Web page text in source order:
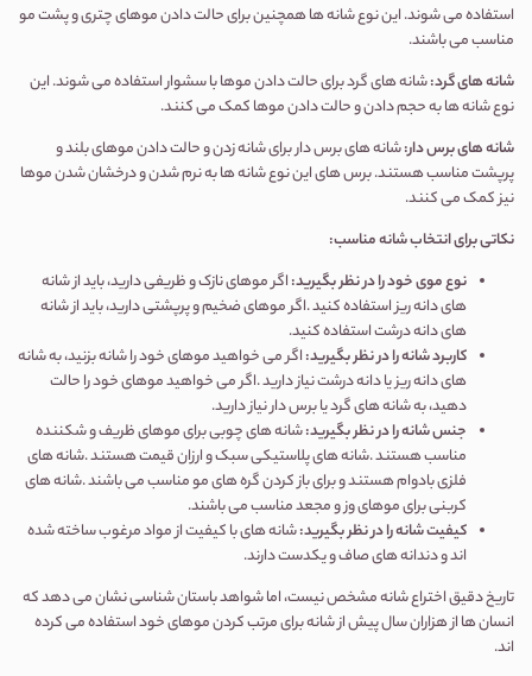
استفاده می شوند. این نوع شانه ها همچنین برای حالت دادن موهای چتری و پشت مو
مناسب می باشند.
شانه های گرد:شانه های گرد برای حالت دادن موها با سشوار استفاده می شوند. این
نوع شانه ها به حجم دادن و حالت دادن موها کمک می کنند.
شانه های برس دار:شانه های برس دار برای شانه زدن و حالت دادن موهای بلند و
پرپشت مناسب هستند. برس های این نوع شانه ها به نرم شدن و درخشان شدن موها
نیز کمک می کنند.
نکاتی برای انتخاب شانه مناسب:
نوع موی خود را در نظر بگیرید:اگر موهای نازک و ظریفی دارید، باید از شانه
های دانه ریز استفاده کنید.اگر موهای ضخیم و پرپشتی دارید، باید از شانه
های دانه درشت استفاده کنید.
کاربرد شانه را در نظر بگیرید:اگر می خواهید موهای خود را شانه بزنید، به شانه
های دانه ریز یا دانه درشت نیاز دارید.اگر می خواهید موهای خود را حالت
دهید، به شانه های گرد یا برس دار نیاز دارید.
جنس شانه را در نظر بگیرید:شانه های چوبی برای موهای ظریف و شکننده
مناسب هستند.شانه های پلاستیکی سبک و ارزان قیمت هستند.شانه های
فلزی بادوام هستند و برای باز کردن گره های مو مناسب می باشند.شانه های
کربنی برای موهای وز و مجعد مناسب می باشند.
کیفیت شانه را در نظر بگیرید:شانه های با کیفیت از مواد مرغوب ساخته شده
اند و دندانه های صاف و یکدست دارند.
تاریخ دقیق اختراع شانه مشخص نیست، اما شواهد باستان شناسی نشان می دهد که
انسان ها از هزاران سال پیش از شانه برای مرتب کردن موهای خود استفاده می کرده
اند.